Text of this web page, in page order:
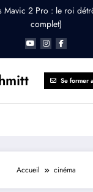
Mavic 2 Pro : le roi
complet)
Se former
Accueil cinéma